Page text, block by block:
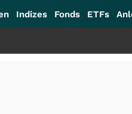
Indizes Fonds ETFs